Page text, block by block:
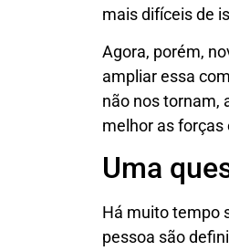
mais difíceis de
Agora, porém,
ampliar essa
não nos tornam,
melhor as
Uma
Há muito tempo
pessoa são